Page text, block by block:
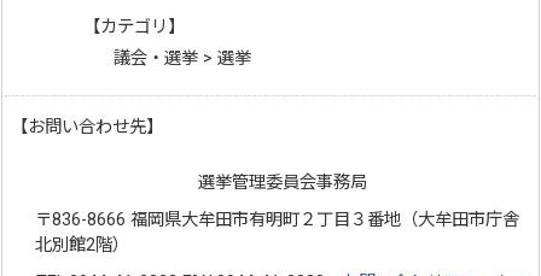
【カテゴリ】
議会・選挙 > 選挙
【お問い合わせ先】
選挙管理委員会事務局
〒836-8666 福岡県大牟田市有明町２丁目３番地（大牟田市庁舎
北別館2階）